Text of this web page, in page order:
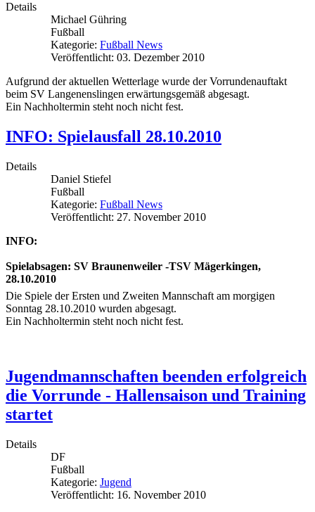
Details
Michael Gühring
Fußball
Kategorie: Fußball News
Veröffentlicht: 03. Dezember 2010
Aufgrund der aktuellen Wetterlage wurde der Vorrundenauftakt
beim SV Langenenslingen erwärtungsgemäß abgesagt.
Ein Nachholtermin steht noch nicht fest.
INFO: Spielausfall 28.10.2010
Details
Daniel Stiefel
Fußball
Kategorie: Fußball News
Veröffentlicht: 27. November 2010
INFO:
Spielabsagen: SV Braunenweiler -TSV Mägerkingen,
28.10.2010
Die Spiele der Ersten und Zweiten Mannschaft am morgigen
Sonntag 28.10.2010 wurden abgesagt.
Ein Nachholtermin steht noch nicht fest.
Jugendmannschaften beenden erfolgreich
die Vorrunde - Hallensaison und Training
startet
Details
DF
Fußball
Kategorie: Jugend
Veröffentlicht: 16. November 2010